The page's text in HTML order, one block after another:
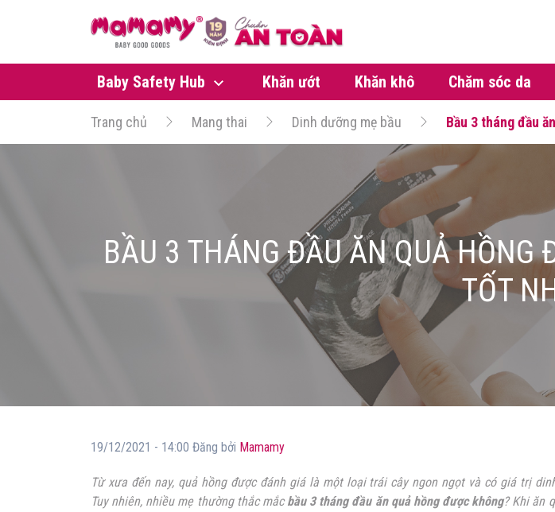
Baby Safety Hub Khăn ướt Khăn khô Chăm sóc da
Trang chủ Mang thai Dinh dưỡng mẹ bầu Bầu 3 tháng đầu
BẦU 3 THÁNG ĐẦU ĂN QUẢ HỒNG
TỐT
19/12/2021 - 14:00 Đăng bởi Mamamy
Từ xưa đến nay, quả hồng được đánh giá là một loại trái cây ngon ngọt và có giá trị
Tuy nhiên, nhiều mẹ thường thắc mắcbầu 3 tháng đầu ăn quả hồng được không? Khi ăn